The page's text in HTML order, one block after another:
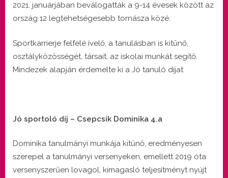
januárjában beválogatták a 9-14 évesek között az
ország 12 legtehetségesebb tornásza közé.
Sportkarrierje felfelé ívelő, a tanulásban is kitűnő,
osztályközösségét, társait, az iskolai munkát segítő.
Mindezek alapján érdemelte ki a Jó tanuló díjat.
Jó sportoló díj – Csepcsik Dominika 4.a
Dominika tanulmányi munkája kitűnő, eredményesen
szerepel a tanulmányi versenyeken, emellett 2019 óta
versenyszerűen lovagol, kimagasló teljesítményt nyújt